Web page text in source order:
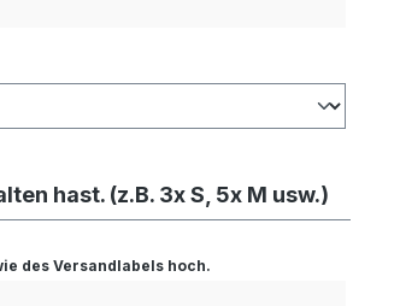
hast. (z.B. 3x S, 5x M usw.)
des Versandlabels hoch.